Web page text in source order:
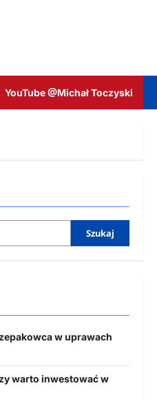
YouTube @Michał Toczyski
Szukaj
w uprawach
warto inwestować w